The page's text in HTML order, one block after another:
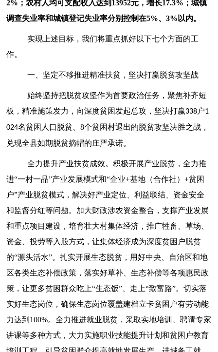
2%；农村人均可支配收入达到13952元，增长17.3%；城镇
调查失业率和城镇登记失业率分别控制在5%、3%以内。
实现上述目标，我们将重点抓好以下七个方面的工
作。
一、坚定不移推进精准扶贫，坚决打赢脱贫攻坚战
始终坚持把脱贫攻坚作为首要政治任务，聚焦补齐短
板，精准施策发力， 向深度贫困发起总攻， 坚决打赢338户1
024名贫困人口脱贫 、8个贫困村退出的脱贫攻坚决胜之战，
兑现全县如期脱贫摘帽的庄严承诺。
全力提升产业扶贫成效。积极开展产业脱贫，全力推
进“一村一品”产业发展模式和“企业+基地（合作社）+贫困
户”产业脱贫模式，解决好产业定位、利益联结、资金安全
和监督分红等问题。加大财政涉农资金整合，支撑产业发展
和重点项目建设，培育壮大村集体经济，推广牲畜、草场、
资金、投劳等入股方式，让集体经济成为深度贫困户脱贫
的“源头活水”。扎实开展生态脱贫，用好中央、自治区和地
区各类生态补偿政策，落实好草补、生态补偿等各项惠民政
策，让更多贫困群众吃上“生态饭”、走上“致富路”。切实落
实好生态岗位，确保生态岗位覆盖建档立卡贫困户有劳动能
力达到100%。全力推进就业脱贫，采取实地培训、聘请专家
讲课等多种方式，大力实施职业技能提升计划和贫困户教育